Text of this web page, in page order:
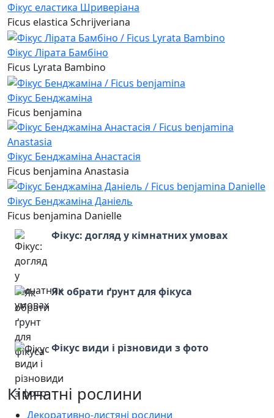
Фікус еластика Шриверіана
Ficus elastica Schrijveriana
Фікус Лірата Бамбіно
Ficus Lyrata Bambino
Фікус Бенджаміна
Ficus benjamina
Фікус Бенджаміна Анастасія
Ficus benjamina Anastasia
Фікус Бенджаміна Даніель
Ficus benjamina Danielle
Фікус: догляд у кімнатних умовах
Як обрати ґрунт для фікуса
Фікус види і різновиди з фото
Кімнатні рослини
Декоративно-листяні рослини